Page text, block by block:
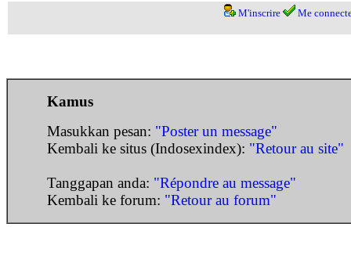
M'inscrire Me
Kamus
Masukkan pesan: "Poster un message"
Kembali ke situs (Indosexindex): "Retour au site"
Tanggapan anda: "Répondre au message"
Kembali ke forum: "Retour au forum"